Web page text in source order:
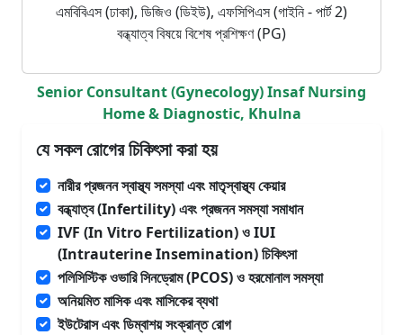
এমবিবিএস (ঢাকা), ডিজিও (ডিইউ), এফসিপিএস (গাইনি - পার্ট 2)
বন্ধ্যাত্ব বিষয়ে বিশেষ প্রশিক্ষণ (PG)
Senior Consultant (Gynecology) Insaf Nursing
Home & Diagnostic, Khulna
যে সকল রোগের চিকিৎসা করা হয়
নারীর প্রজনন স্বাস্থ্য সমস্যা এবং মাতৃস্বাস্থ্য কেয়ার
বন্ধ্যাত্ব (Infertility) এবং প্রজনন সমস্যা সমাধান
IVF (In Vitro Fertilization) ও IUI
(Intrauterine Insemination) চিকিৎসা
পলিসিস্টিক ওভারি সিনড্রোম (PCOS) ও হরমোনাল সমস্যা
অনিয়মিত মাসিক এবং মাসিকের ব্যথা
ইউটেরাস এবং ডিম্বাশয় সংক্রান্ত রোগ